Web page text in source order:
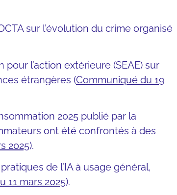
sur l’évolution du crime organisé
l’action extérieure (SEAE) sur
étrangères (Communiqué du 19
2025 publié par la
ont été confrontés à des
2025).
de l’IA à usage général,
11 mars 2025).